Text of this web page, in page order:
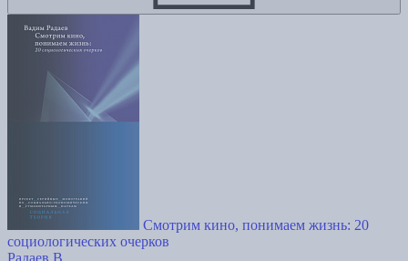
Смотрим кино, понимаем жизнь: 20
социологических очерков